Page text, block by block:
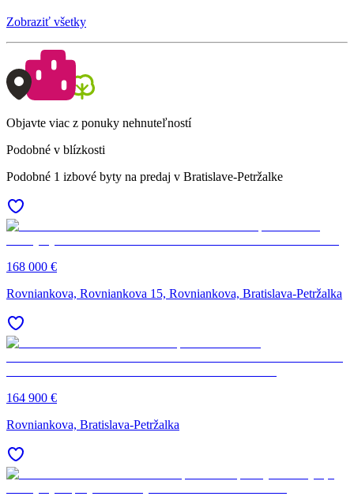
Zobraziť všetky
Objavte viac z ponuky nehnuteľností
Podobné v blízkosti
Podobné 1 izbové byty na predaj v Bratislave-Petržalke
168 000 €
Rovniankova, Rovniankova 15, Rovniankova, Bratislava-Petržalka
164 900 €
Rovniankova, Bratislava-Petržalka